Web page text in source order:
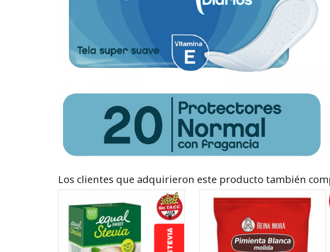
Los clientes que adquirieron este producto también